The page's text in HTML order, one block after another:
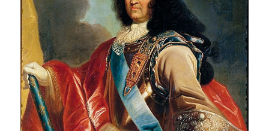
Luigi XIV ritratto da Mignard. Il Re Sole
amava succhiare delle caramelle
“all’anisse”…